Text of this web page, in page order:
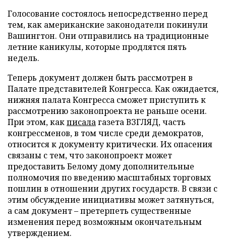
Голосование состоялось непосредственно перед
тем, как американские законодатели покинули
Вашингтон. Они отправились на традиционные
летние каникулы, которые продлятся пять
недель.
Теперь документ должен быть рассмотрен в
Палате представителей Конгресса. Как ожидается,
нижняя палата Конгресса сможет приступить к
рассмотрению законопроекта не раньше осени.
При этом, какписалагазета ВЗГЛЯД, часть
конгрессменов, в том числе среди демократов,
относится к документу критически. Их опасения
связаны с тем, что законопроект может
предоставить Белому дому дополнительные
полномочия по введению масштабных торговых
пошлин в отношении других государств. В связи с
этим обсуждение инициативы может затянуться,
а сам документ – претерпеть существенные
изменения перед возможным окончательным
утверждением.